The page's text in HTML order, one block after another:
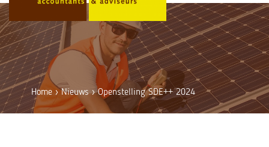
Home ›Nieuws›Openstelling SDE++ 2024